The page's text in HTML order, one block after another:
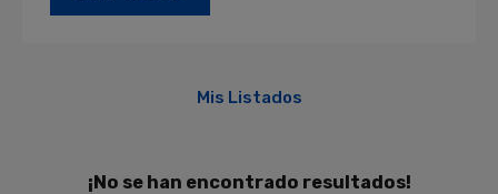
Mis Listados
¡No se han encontrado resultados!